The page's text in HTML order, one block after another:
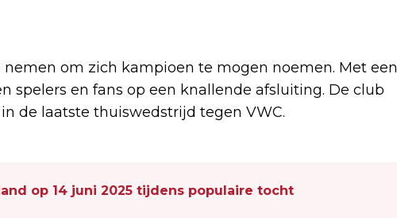
om zich kampioen te mogen noemen. Met een
spelers en fans op een knallende afsluiting. De club
de laatste thuiswedstrijd tegen VWC.
op 14 juni 2025 tijdens populaire tocht